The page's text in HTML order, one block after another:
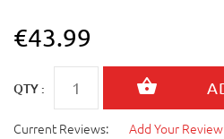
€43.99
QTY :
Current Reviews: Add Your Review